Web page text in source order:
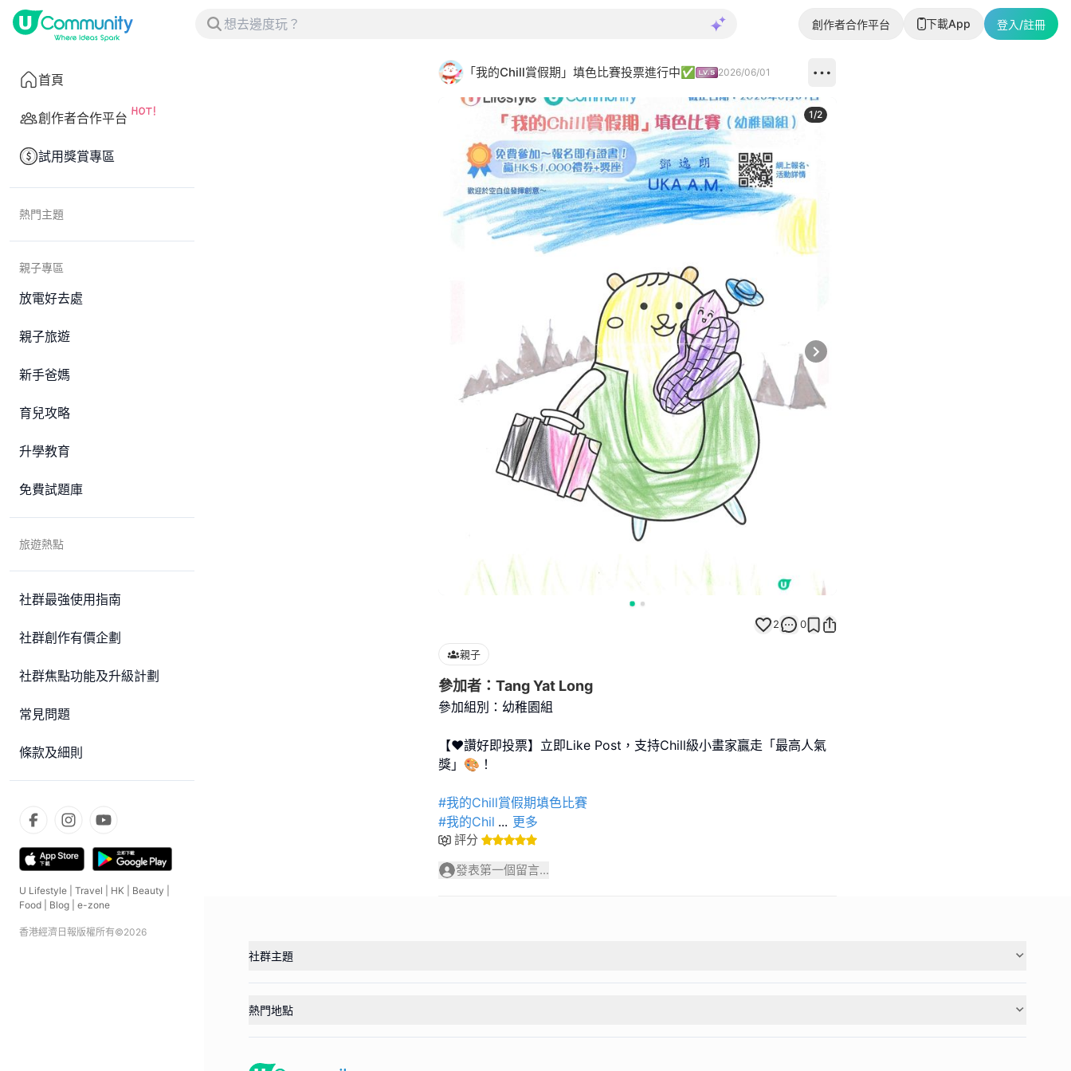
創作者合作平台 下載App 登入/註冊
首頁
創作者合作平台
試用獎賞專區
熱門主題
親子專區
放電好去處
親子旅遊
新手爸媽
育兒攻略
升學教育
免費試題庫
旅遊熱點
社群最強使用指南
社群創作有價企劃
社群焦點功能及升級計劃
常見問題
條款及細則
U Lifestyle Travel HK Beauty
Food
Blog e-zone
香港經濟日報版權所有©2026
「我的Chill賞假期」填色比賽投票進行中✅ 2026/06/01
Next slide
1/2
2 0
親子
參加者：Tang Yat Long
參加組別：幼稚園組
【❤️讚好即投票】立即Like Post，支持Chill級小畫家贏走「最高人氣
獎」🎨！
#我的Chill賞假期填色比賽
#我的Chil ... 更多
評分
發表第一個留言...
社群主題
熱門地點